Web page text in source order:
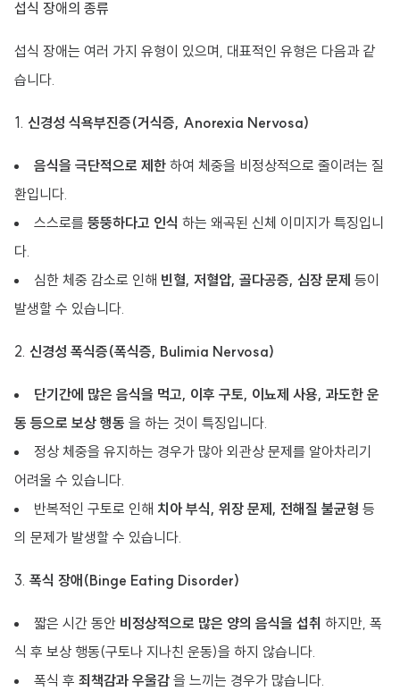
섭식 장애의 종류
섭식 장애는 여러 가지 유형이 있으며, 대표적인 유형은 다음과 같
습니다.
1. 신경성 식욕부진증(거식증, Anorexia Nervosa)
음식을 극단적으로 제한 하여 체중을 비정상적으로 줄이려는 질
환입니다.
스스로를 뚱뚱하다고 인식 하는 왜곡된 신체 이미지가 특징입니
다.
심한 체중 감소로 인해 빈혈, 저혈압, 골다공증, 심장 문제 등이
발생할 수 있습니다.
2. 신경성 폭식증(폭식증, Bulimia Nervosa)
단기간에 많은 음식을 먹고, 이후 구토, 이뇨제 사용, 과도한 운
동 등으로 보상 행동 을 하는 것이 특징입니다.
정상 체중을 유지하는 경우가 많아 외관상 문제를 알아차리기
어려울 수 있습니다.
반복적인 구토로 인해 치아 부식, 위장 문제, 전해질 불균형 등
의 문제가 발생할 수 있습니다.
3. 폭식 장애(Binge Eating Disorder)
짧은 시간 동안 비정상적으로 많은 양의 음식을 섭취 하지만, 폭
식 후 보상 행동(구토나 지나친 운동)을 하지 않습니다.
폭식 후 죄책감과 우울감 을 느끼는 경우가 많습니다.